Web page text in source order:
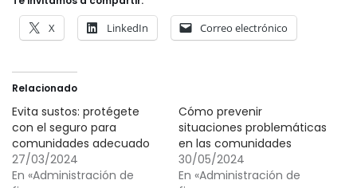
X LinkedIn Correo electrónico
Relacionado
Evita sustos: protégete
con el seguro para
comunidades adecuado
27/03/2024
En «Administración de
Cómo prevenir
situaciones problemáticas
en las comunidades
30/05/2024
En «Administración de